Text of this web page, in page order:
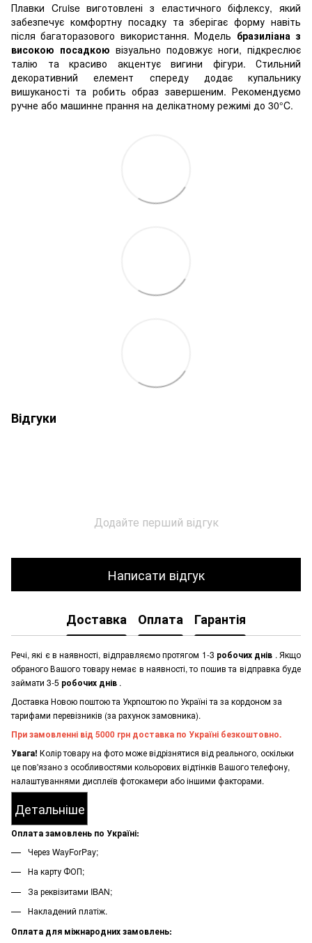
Плавки Cruise виготовлені з еластичного біфлексу, який
забезпечує комфортну посадку та зберігає форму навіть
після багаторазового використання. Модель бразиліана з
високою посадкою візуально подовжує ноги, підкреслює
талію та красиво акцентує вигини фігури. Стильний
декоративний елемент спереду додає купальнику
вишуканості та робить образ завершеним. Рекомендуємо
ручне або машинне прання на делікатному режимі до 30°C.
Відгуки
Додайте перший відгук
Написати відгук
Доставка Оплата Гарантія
Речі, які є в наявності, відправляємо протягом 1-3 робочих днів . Якщо
обраного Вашого товару немає в наявності, то пошив та відправка буде
займати 3-5 робочих днів .
Доставка Новою поштою та Укрпоштою по Україні та за кордоном за
тарифами перевізників (за рахунок замовника).
При замовленні від 5000 грн доставка по Україні безкоштовно.
Увага! Колір товару на фото може відрізнятися від реального, оскільки
це пов'язано з особливостями кольорових відтінків Вашого телефону,
налаштуваннями дисплеїв фотокамери або іншими факторами.
Детальніше
Оплата замовлень по Україні:
Через WayForPay;
На карту ФОП;
За реквізитами IBAN;
Накладений платіж.
Оплата для міжнародних замовлень: